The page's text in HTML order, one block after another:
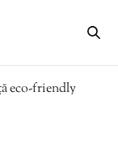
eco-friendly